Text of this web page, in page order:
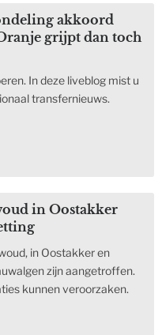
akkoord
grijpt dan toch
In deze liveblog mist u
transfernieuws.
in Oostakker
in Oostakker en
zijn aangetroffen.
kunnen veroorzaken.